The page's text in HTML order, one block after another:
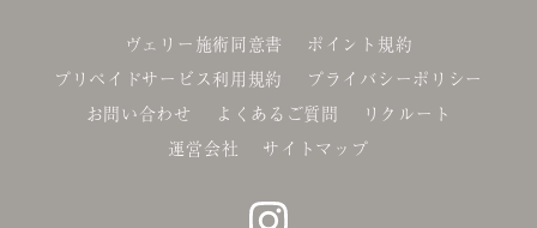
ヴェリー施術同意書
ポイント規約
プリペイドサービス利用規約
プライバシーポリシー
お問い合わせ
よくあるご質問
リクルート
運営会社
サイトマップ